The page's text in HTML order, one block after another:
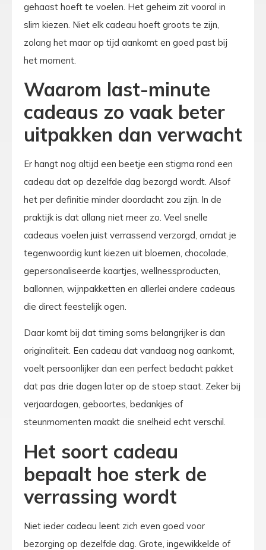
gehaast hoeft te voelen. Het geheim zit vooral in
slim kiezen. Niet elk cadeau hoeft groots te zijn,
zolang het maar op tijd aankomt en goed past bij
het moment.
Waarom last-minute
cadeaus zo vaak beter
uitpakken dan verwacht
Er hangt nog altijd een beetje een stigma rond een
cadeau dat op dezelfde dag bezorgd wordt. Alsof
het per definitie minder doordacht zou zijn. In de
praktijk is dat allang niet meer zo. Veel snelle
cadeaus voelen juist verrassend verzorgd, omdat je
tegenwoordig kunt kiezen uit bloemen, chocolade,
gepersonaliseerde kaartjes, wellnessproducten,
ballonnen, wijnpakketten en allerlei andere cadeaus
die direct feestelijk ogen.
Daar komt bij dat timing soms belangrijker is dan
originaliteit. Een cadeau dat vandaag nog aankomt,
voelt persoonlijker dan een perfect bedacht pakket
dat pas drie dagen later op de stoep staat. Zeker bij
verjaardagen, geboortes, bedankjes of
steunmomenten maakt die snelheid echt verschil.
Het soort cadeau
bepaalt hoe sterk de
verrassing wordt
Niet ieder cadeau leent zich even goed voor
bezorging op dezelfde dag. Grote, ingewikkelde of